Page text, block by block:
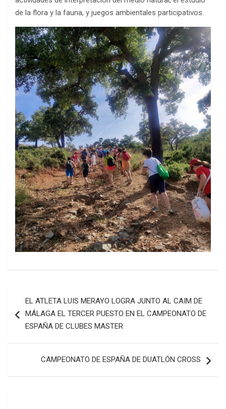
de la flora y la fauna, y juegos ambientales participativos.
de
entradas
EL ATLETA LUIS MERAYO LOGRA JUNTO AL CAIM DE
MÁLAGA EL TERCER PUESTO EN EL CAMPEONATO DE
ESPAÑA DE CLUBES MASTER
CAMPEONATO DE ESPAÑA DE DUATLÓN CROSS